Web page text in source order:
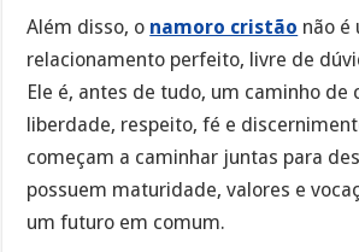
Além disso, o namoro cristão não é
relacionamento perfeito, livre de
Ele é, antes de tudo, um caminho de
liberdade, respeito, fé e
começam a caminhar juntas para
possuem maturidade, valores e
um futuro em comum.